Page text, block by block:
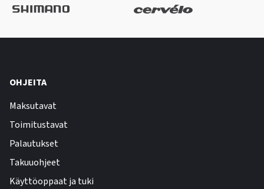
OHJEITA
Maksutavat
Toimitustavat
Palautukset
Takuuohjeet
Käyttöoppaat ja tuki